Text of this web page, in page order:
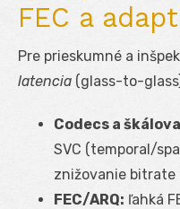
FEC a
Pre prieskumné a
latencia (glass-to-
Codecs a
SVC (temporal/
znižovanie bitrate
FEC/ARQ: ľahká